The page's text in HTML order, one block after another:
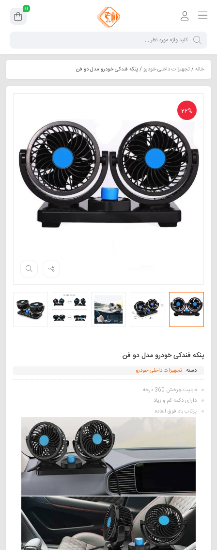
0
خانه/تجهیزات داخلی خودرو/ پنکه فندکی خودرو مدل دو فن
22%
پنکه فندکی خودرو مدل دو فن
دسته: تجهیزات داخلی خودرو
قابلیت چرخش 360 درجه
دارای دکمه کم و زیاد
پرتاب باد فوق العاده